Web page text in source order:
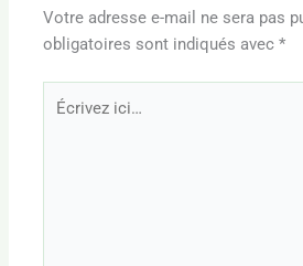
Votre adresse e-mail ne sera pas
obligatoires sont indiqués avec*
Écrivez